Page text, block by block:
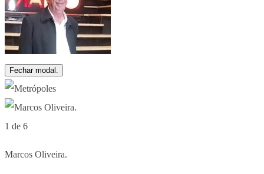
Fechar modal.
1 de 6
Marcos Oliveira.